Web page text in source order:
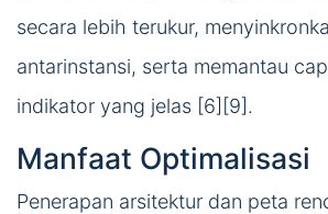
secara lebih terukur,
antarinstansi, serta memantau
indikator yang jelas [6][9].
Manfaat Optimalisasi
Penerapan arsitektur dan peta